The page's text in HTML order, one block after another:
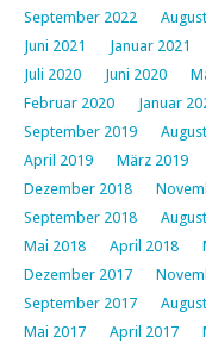
September 2022
Juni 2021
Januar 2021
Juli 2020
Juni 2020
Februar 2020
Januar
September 2019
April 2019
März 2019
Dezember 2018
September 2018
Mai 2018
April 2018
Dezember 2017
September 2017
Mai 2017
April 2017